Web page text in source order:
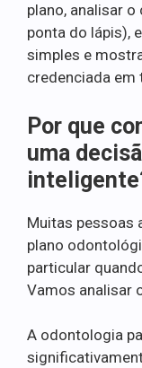
plano, analisar
ponta do lápis),
simples e
credenciada em
Por que
uma
Muitas pessoas
plano
particular
Vamos analisar
A odontologia